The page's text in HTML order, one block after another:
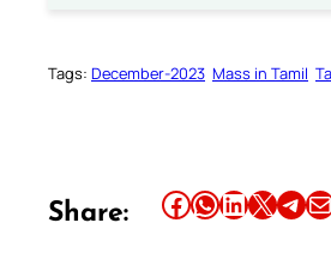
Tags: December-2023 Mass in Tamil
Share: Share this article on Facebook Share this article on WhatsApp Share this article on LinkedIn Share this article on X Share this article on TelegramEmail this Article